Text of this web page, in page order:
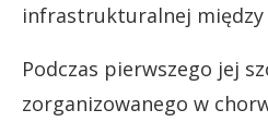
infrastrukturalnej
Podczas pierwszego jej
zorganizowanego w